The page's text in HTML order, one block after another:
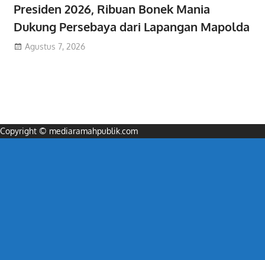
Presiden 2026, Ribuan Bonek Mania
Dukung Persebaya dari Lapangan Mapolda
Agustus 7, 2026
Copyright © mediaramahpublik.com